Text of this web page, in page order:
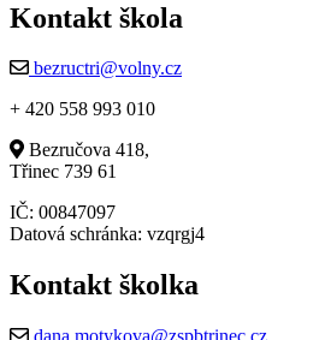
Kontakt škola
bezructri@volny.cz
+ 420 558 993 010
Bezručova 418,
Třinec 739 61
IČ: 00847097
Datová schránka: vzqrgj4
Kontakt školka